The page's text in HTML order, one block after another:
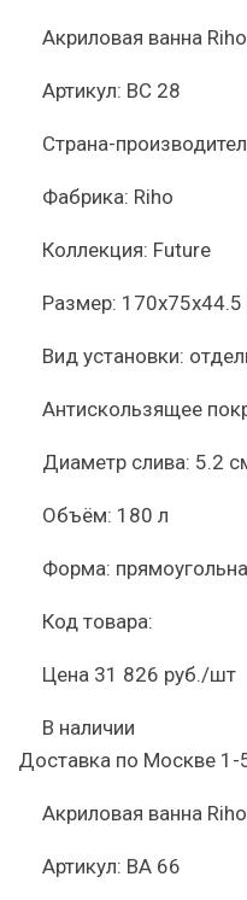
Акриловая ванна
Артикул: BC 28
Страна-
Фабрика: Riho
Коллекция: Future
Размер: 170x75x44.5
Вид установки:
Антискользящее
Диаметр слива: 5.2
Объём: 180 л
Форма:
Код товара:
Цена 31 826 руб./шт
В наличии
Доставка по Москве 1-
Акриловая ванна
Артикул: BA 66